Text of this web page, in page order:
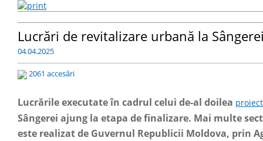
Lucrări de revitalizare urbană la
04.04.2025
2061 accesări
Lucrările executate în cadrul celui de-al doilea proiect
Sângerei ajung la etapa de finalizare. Mai multe
este realizat de Guvernul Republicii Moldova, prin